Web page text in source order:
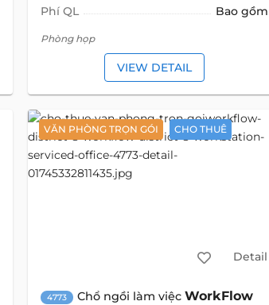
Phí QL Bao gồm
Phòng họp
VIEW DETAIL
VĂN PHÒNG TRỌN GÓI CHO THUÊ
Detail
4773 Chổ ngồi làm việcWorkFlow